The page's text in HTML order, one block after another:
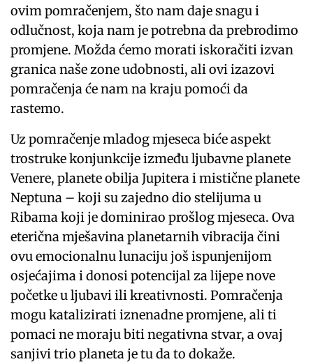
ovim pomračenjem, što nam daje snagu i
odlučnost, koja nam je potrebna da prebrodimo
promjene. Možda ćemo morati iskoračiti izvan
granica naše zone udobnosti, ali ovi izazovi
pomračenja će nam na kraju pomoći da
rastemo.
Uz pomračenje mladog mjeseca biće aspekt
trostruke konjunkcije između ljubavne planete
Venere, planete obilja Jupitera i mistične planete
Neptuna – koji su zajedno dio stelijuma u
Ribama koji je dominirao prošlog mjeseca. Ova
eterična mješavina planetarnih vibracija čini
ovu emocionalnu lunaciju još ispunjenijom
osjećajima i donosi potencijal za lijepe nove
početke u ljubavi ili kreativnosti. Pomračenja
mogu katalizirati iznenadne promjene, ali ti
pomaci ne moraju biti negativna stvar, a ovaj
sanjivi trio planeta je tu da to dokaže.